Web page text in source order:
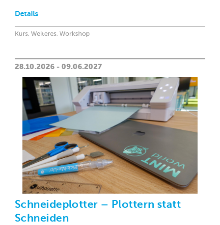
Details
Kurs, Weiteres, Workshop
28.10.2026 - 09.06.2027
Schneideplotter – Plottern statt
Schneiden